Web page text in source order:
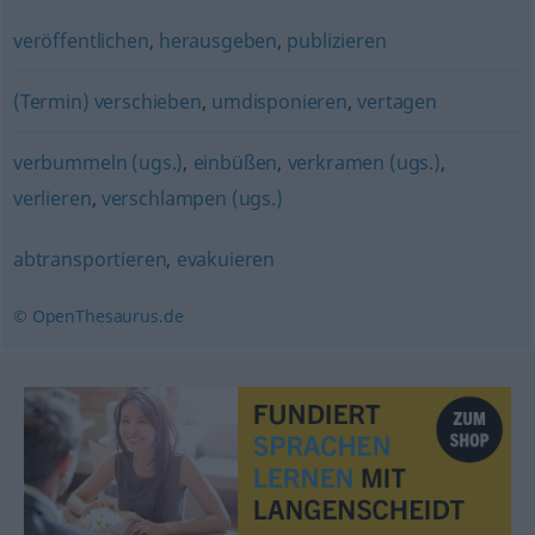
veröffentlichen, herausgeben, publizieren
(Termin) verschieben, umdisponieren,vertagen
verbummeln (ugs.), einbüßen, verkramen (ugs.),
verlieren, verschlampen (ugs.)
abtransportieren, evakuieren
© OpenThesaurus.de